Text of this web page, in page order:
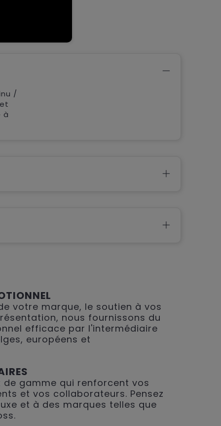
/
à
votre marque, le soutien à vos
nous fournissons du
efficace par l'intermédiaire
européens et
de gamme qui renforcent vos
et vos collaborateurs. Pensez
et à des marques telles que